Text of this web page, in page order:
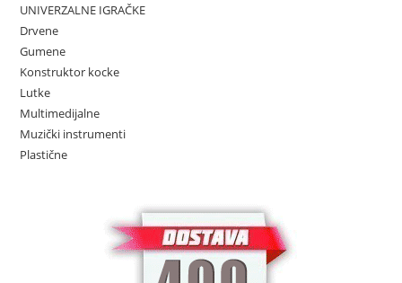
UNIVERZALNE IGRAČKE
Drvene
Gumene
Konstruktor kocke
Lutke
Multimedijalne
Muzički instrumenti
Plastične